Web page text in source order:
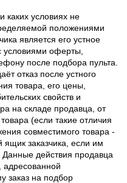
условиях не
положениями
является его устное
условиями оферты,
после подбора пульта.
отказ после устного
товара, его цены,
свойств и
на складе продавца, от
(если такие отличия
совместимого товара -
ящик заказчика, если им
действия продавца
заказ на подбор